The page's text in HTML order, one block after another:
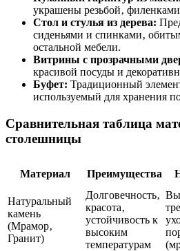
украшены резьбой‚
Стол и стулья из дерева:
сиденьями и спинками‚
остальной мебели.
Витрины с прозрачными
красивой посуды и
Буфет: Традиционный
используемый для хранения
Сравнительная таблица
столешницы
Материал Преимущества
Натуральный
камень
(Мрамор‚
Гранит)
Долговечность‚
красота‚
устойчивость к
высоким
температурам